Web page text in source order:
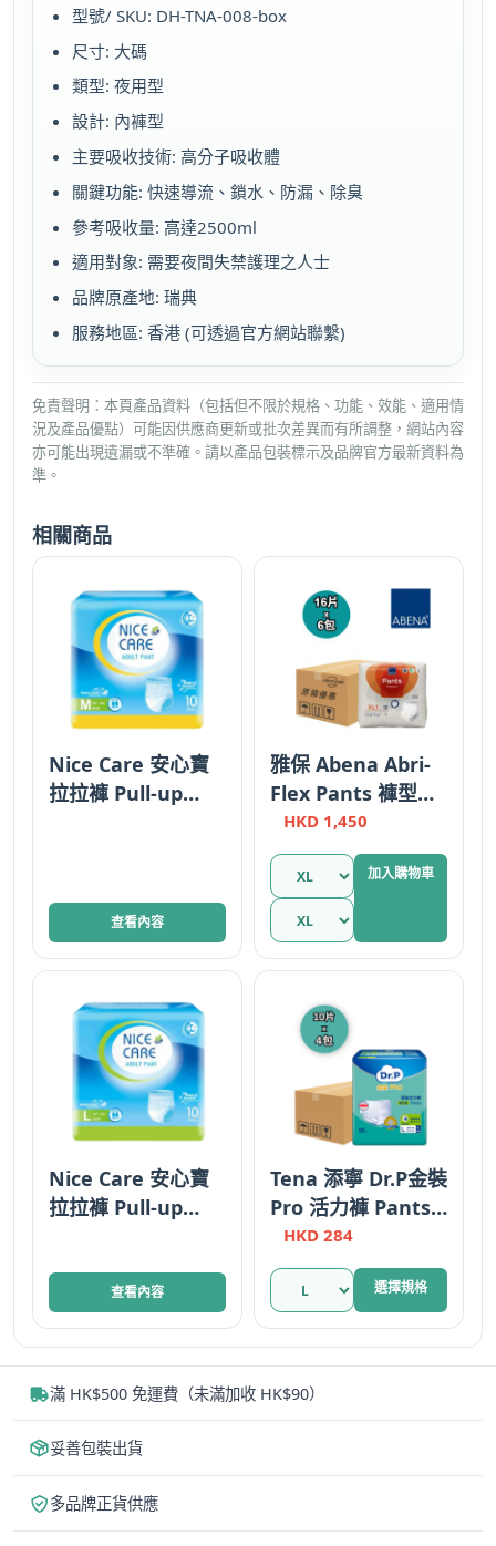
型號/ SKU: DH-TNA-008-box
尺寸: 大碼
類型: 夜用型
設計: 內褲型
主要吸收技術: 高分子吸收體
關鍵功能: 快速導流、鎖水、防漏、除臭
參考吸收量: 高達2500ml
適用對象: 需要夜間失禁護理之人士
品牌原產地: 瑞典
服務地區: 香港 (可透過官方網站聯繫)
免責聲明：本頁產品資料（包括但不限於規格、功能、效能、適用情
況及產品優點）可能因供應商更新或批次差異而有所調整，網站內容
亦可能出現遺漏或不準確。請以產品包裝標示及品牌官方最新資料為
準。
相關商品
Nice Care 安心寶
拉拉褲 Pull-up
查看內容
雅保 Abena Abri-
Flex Pants 褲型紙
尿褲 日用型 加大碼
XL1/Plus 16片
HKD1,450
加入購物車
Nice Care 安心寶
拉拉褲 Pull-up
查看內容
Tena 添寧 Dr.P金裝
Pro 活力褲 Pants
大碼 輕巧型 Plus 原
箱優惠 瑞典
HKD284
選擇規格
此
產
品
有
多
滿 HK$500 免運費（未滿加收 HK$90）
妥善包裝出貨
多品牌正貨供應